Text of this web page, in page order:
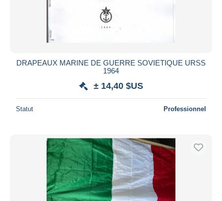
DRAPEAUX MARINE DE GUERRE SOVIETIQUE URSS
1964
± 14,40 $US
Statut Professionnel